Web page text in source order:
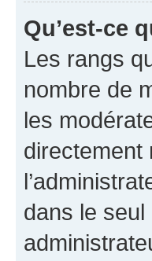
Qu’est-ce
Les rangs
nombre de
les
directement
dans le seul